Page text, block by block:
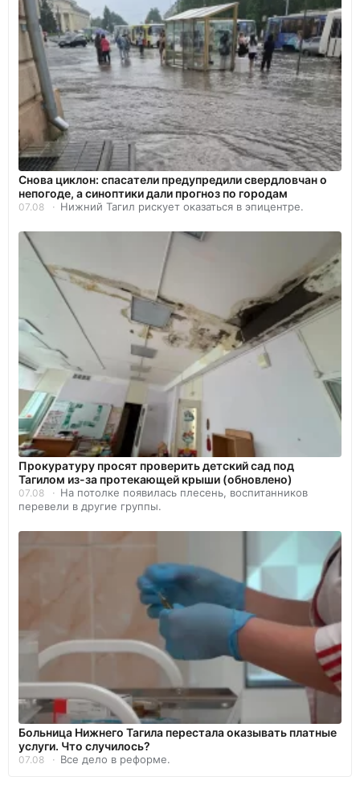
Снова циклон: спасатели предупредили свердловчан о
непогоде, а синоптики дали прогноз по городам
07.08 Нижний Тагил рискует оказаться в эпицентре.
Прокуратуру просят проверить детский сад под
Тагилом из-за протекающей крыши (обновлено)
07.08
На потолке появилась плесень, воспитанников
перевели в другие группы.
Больница Нижнего Тагила перестала оказывать платные
услуги. Что случилось?
07.08 Все дело в реформе.